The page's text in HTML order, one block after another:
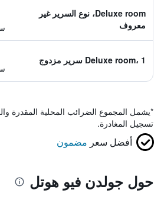
Deluxe room، نوع السرير غير
معروف
Deluxe room، 1 سرير مزدوج
*يشمل المجموع الضرائب المحلية المقدرة
تسجيل المغادرة.
أفضل سعر مضمون
حول جولدن فيو هوتل